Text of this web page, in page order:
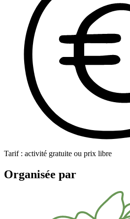
Tarif : activité gratuite ou prix libre
Organisée par